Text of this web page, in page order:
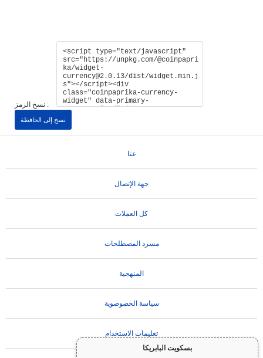
بسكويت البابريكا
نسخ الرمز :
نسخ إلى الحافظة
عنا
جهة الإتصال
كل العملات
مسرد المصطلحات
المنهجية
سياسة الخصوصوية
تعليمات الاستخدام